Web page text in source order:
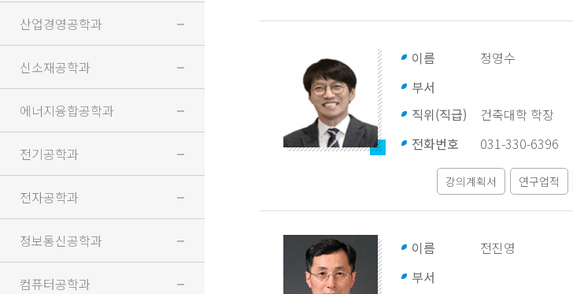
산업경영공학과
신소재공학과
에너지융합공학과
전기공학과
전자공학과
정보통신공학과
컴퓨터공학과
이름
정영수
부서
직위(직급)
건축대학 학장
전화번호
031-330-6396
강의계획서 연구업적
이름
전진영
부서